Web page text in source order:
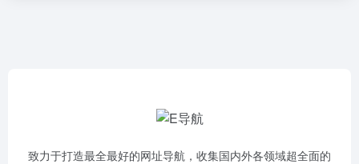
致力于打造最全最好的网址导航，收集国内外各领域超全面的